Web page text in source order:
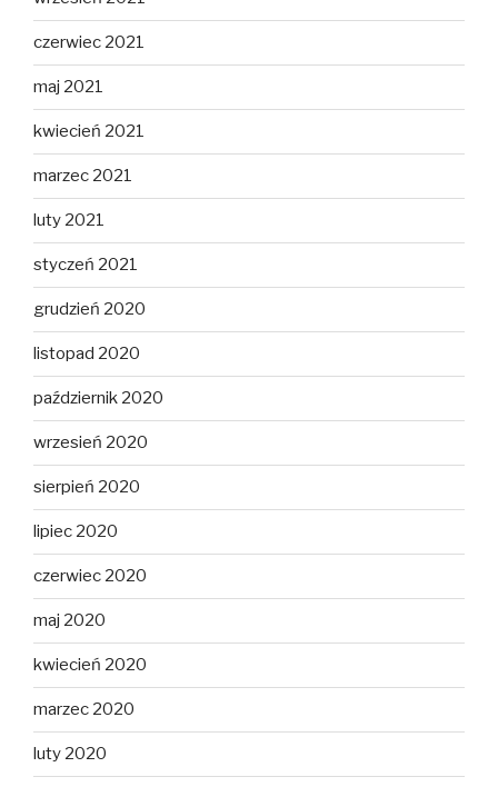
czerwiec 2021
maj 2021
kwiecień 2021
marzec 2021
luty 2021
styczeń 2021
grudzień 2020
listopad 2020
październik 2020
wrzesień 2020
sierpień 2020
lipiec 2020
czerwiec 2020
maj 2020
kwiecień 2020
marzec 2020
luty 2020